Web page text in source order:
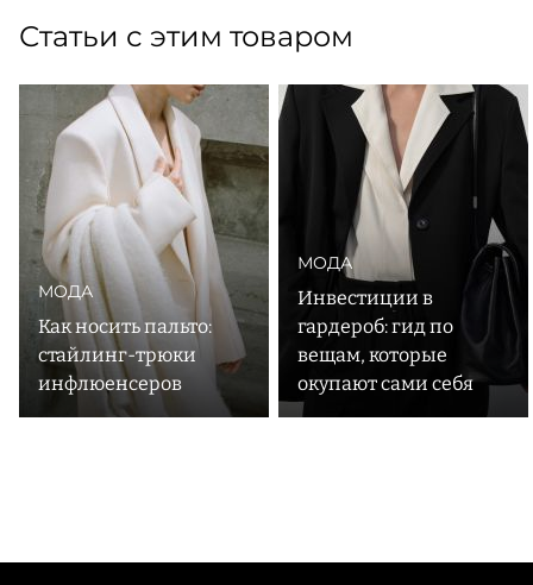
Статьи с этим товаром
МОДА
Как носить пальто:
стайлинг-трюки
инфлюенсеров
МОДА
Инвестиции в
гардероб: гид по
вещам, которые
окупают сами себя